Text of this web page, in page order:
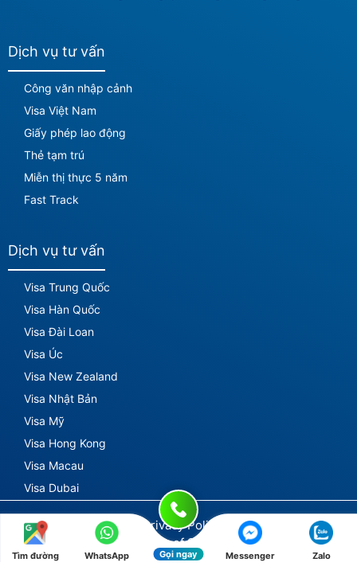
Dịch vụ tư vấn
Công văn nhập cảnh
Visa Việt Nam
Giấy phép lao động
Thẻ tạm trú
Miễn thị thực 5 năm
Fast Track
Dịch vụ tư vấn
Visa Trung Quốc
Visa Hàn Quốc
Visa Đài Loan
Visa Úc
Visa New Zealand
Visa Nhật Bản
Visa Mỹ
Visa Hong Kong
Visa Macau
Visa Dubai
© 2003 - Tan Van
Lang Travel
Services
Privacy Policy -
Terms of Service
Tìm đường WhatsApp Gọi ngay Messenger Zalo